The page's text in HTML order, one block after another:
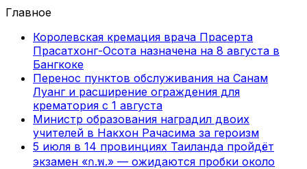
Главное
Королевская кремация врача Прасерта
Прасатхонг-Осота назначена на 8 августа в
Бангкоке
Перенос пунктов обслуживания на Санам
Луанг и расширение ограждения для
крематория с 1 августа
Министр образования наградил двоих
учителей в Накхон Рачасима за героизм
5 июля в 14 провинциях Таиланда пройдёт
экзамен «ก.พ.» — ожидаются пробки около